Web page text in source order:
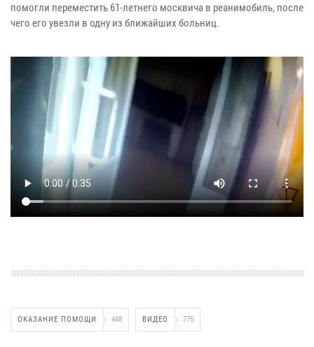
помогли переместить 61-летнего москвича в реанимобиль, после
чего его увезли в одну из ближайших больниц.
ОКАЗАНИЕ ПОМОЩИ 448 ВИДЕО 775